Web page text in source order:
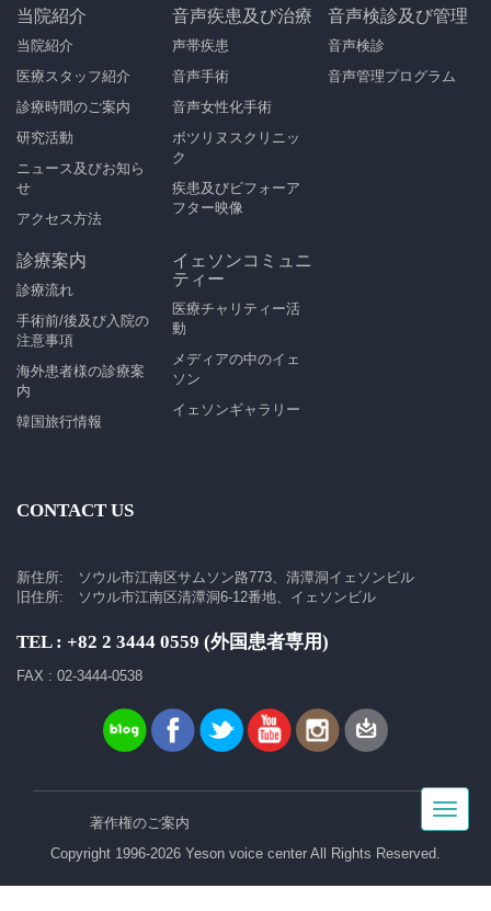
当院紹介
当院紹介
医療スタッフ紹介
診療時間のご案内
研究活動
ニュース及びお知ら
せ
アクセス方法
音声疾患及び治療
声帯疾患
音声手術
音声女性化手術
ボツリヌスクリニッ
ク
疾患及びビフォーア
フター映像
音声検診及び管理
音声検診
音声管理プログラム
診療案内
診療流れ
手術前/後及び入院の
注意事項
海外患者様の診療案
内
韓国旅行情報
イェソンコミュニ
ティー
医療チャリティー活
動
メディアの中のイェ
ソン
イェソンギャラリー
CONTACT US
新住所: ソウル市江南区サムソン路773、清潭洞イェソンビル
旧住所: ソウル市江南区清潭洞6-12番地、イェソンビル
TEL : +82 2 3444 0559 (外国患者専用)
FAX : 02-3444-0538
著作権のご案内
Copyright 1996-2026 Yeson voice center All Rights Reserved.
Toggle